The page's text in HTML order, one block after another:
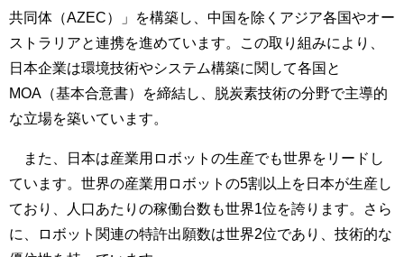
共同体（AZEC）」を構築し、中国を除くアジア各国やオー
ストラリアと連携を進めています。この取り組みにより、
日本企業は環境技術やシステム構築に関して各国と
MOA（基本合意書）を締結し、脱炭素技術の分野で主導的
な立場を築いています。
また、日本は産業用ロボットの生産でも世界をリードし
ています。世界の産業用ロボットの5割以上を日本が生産し
ており、人口あたりの稼働台数も世界1位を誇ります。さら
に、ロボット関連の特許出願数は世界2位であり、技術的な